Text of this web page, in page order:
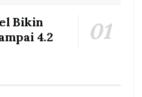
Bikin
4.2